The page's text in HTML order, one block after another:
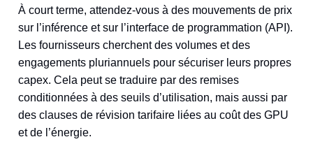
À court terme, attendez‑vous à des mouvements de prix
sur l’inférence et sur l’interface de programmation (API).
Les fournisseurs cherchent des volumes et des
engagements pluriannuels pour sécuriser leurs propres
capex. Cela peut se traduire par des remises
conditionnées à des seuils d’utilisation, mais aussi par
des clauses de révision tarifaire liées au coût des GPU
et de l’énergie.